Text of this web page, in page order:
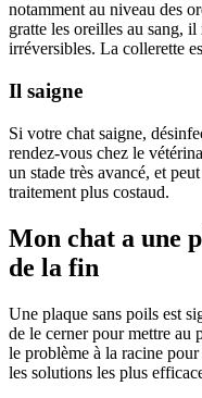
notamment au niveau des
gratte les oreilles au sang,
irréversibles. La collerette
Il saigne
Si votre chat saigne,
rendez-vous chez le
un stade très avancé, et
traitement plus costaud.
Mon chat a une
de la fin
Une plaque sans poils est
de le cerner pour mettre au
le problème à la racine
les solutions les plus